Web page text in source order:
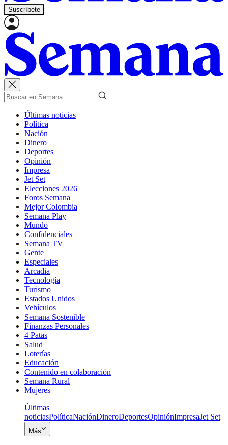
Suscríbete
Últimas noticias
Política
Nación
Dinero
Deportes
Opinión
Impresa
Jet Set
Elecciones 2026
Foros Semana
Mejor Colombia
Semana Play
Mundo
Confidenciales
Semana TV
Gente
Especiales
Arcadia
Tecnología
Turismo
Estados Unidos
Vehículos
Semana Sostenible
Finanzas Personales
4 Patas
Salud
Loterías
Educación
Contenido en colaboración
Semana Rural
Mujeres
Últimas
noticiasPolíticaNaciónDineroDeportesOpiniónImpresaJet Set
Más